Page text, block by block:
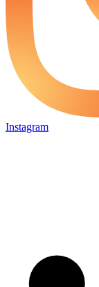
Instagram